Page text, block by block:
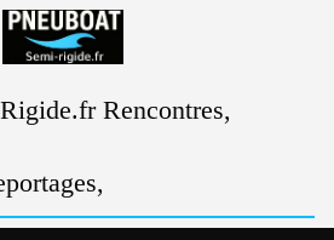
Rencontres,